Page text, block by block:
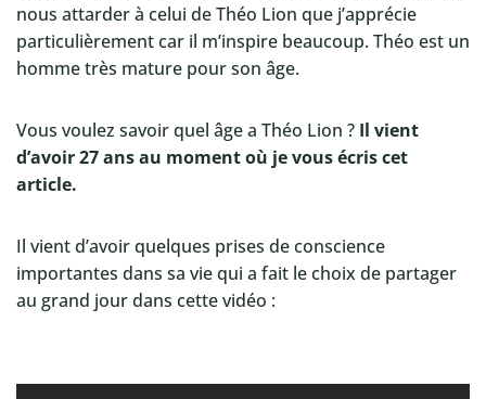
nous attarder à celui de Théo Lion que j’apprécie
particulièrement car il m’inspire beaucoup. Théo est un
homme très mature pour son âge.
Vous voulez savoir quel âge a Théo Lion ? Il vient
d’avoir 27 ans au moment où je vous écris cet
article.
Il vient d’avoir quelques prises de conscience
importantes dans sa vie qui a fait le choix de partager
au grand jour dans cette vidéo :